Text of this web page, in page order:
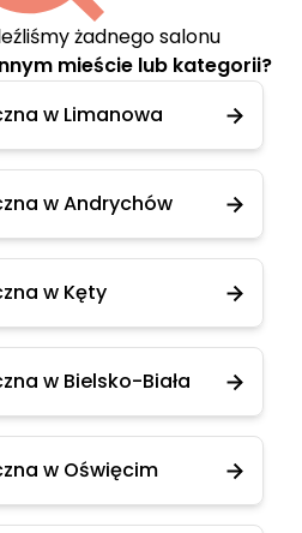
żadnego salonu
mieście lub kategorii?
w Limanowa
w Andrychów
w Kęty
w Bielsko-Biała
w Oświęcim